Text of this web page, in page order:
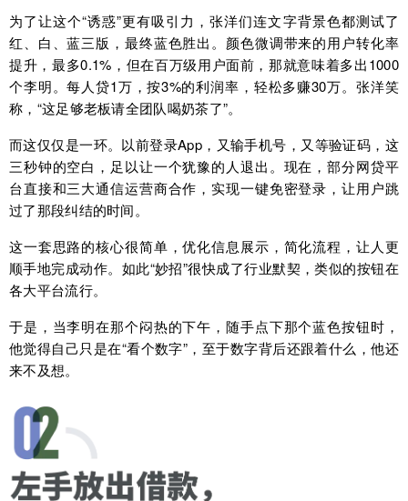
为了让这个“诱惑”更有吸引力，张洋们连文字背景色都测试了
红、白、蓝三版，最终蓝色胜出。颜色微调带来的用户转化率
提升，最多0.1%，但在百万级用户面前，那就意味着多出1000
个李明。每人贷1万，按3%的利润率，轻松多赚30万。张洋笑
称，“这足够老板请全团队喝奶茶了”。
而这仅仅是一环。以前登录App，又输手机号，又等验证码，这
三秒钟的空白，足以让一个犹豫的人退出。现在，部分网贷平
台直接和三大通信运营商合作，实现一键免密登录，让用户跳
过了那段纠结的时间。
这一套思路的核心很简单，优化信息展示，简化流程，让人更
顺手地完成动作。如此“妙招”很快成了行业默契，类似的按钮在
各大平台流行。
于是，当李明在那个闷热的下午，随手点下那个蓝色按钮时，
他觉得自己只是在“看个数字”，至于数字背后还跟着什么，他还
来不及想。